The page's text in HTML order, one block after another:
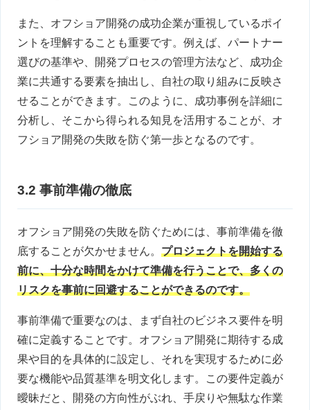
また、オフショア開発の成功企業が重視しているポイ
ントを理解することも重要です。例えば、パートナー
選びの基準や、開発プロセスの管理方法など、成功企
業に共通する要素を抽出し、自社の取り組みに反映さ
せることができます。このように、成功事例を詳細に
分析し、そこから得られる知見を活用することが、オ
フショア開発の失敗を防ぐ第一歩となるのです。
3.2 事前準備の徹底
オフショア開発の失敗を防ぐためには、事前準備を徹
底することが欠かせません。 プロジェクトを開始する
前に、十分な時間をかけて準備を行うことで、多くの
リスクを事前に回避することができるのです。
事前準備で重要なのは、まず自社のビジネス要件を明
確に定義することです。オフショア開発に期待する成
果や目的を具体的に設定し、それを実現するために必
要な機能や品質基準を明文化します。この要件定義が
曖昧だと、開発の方向性がぶれ、手戻りや無駄な作業